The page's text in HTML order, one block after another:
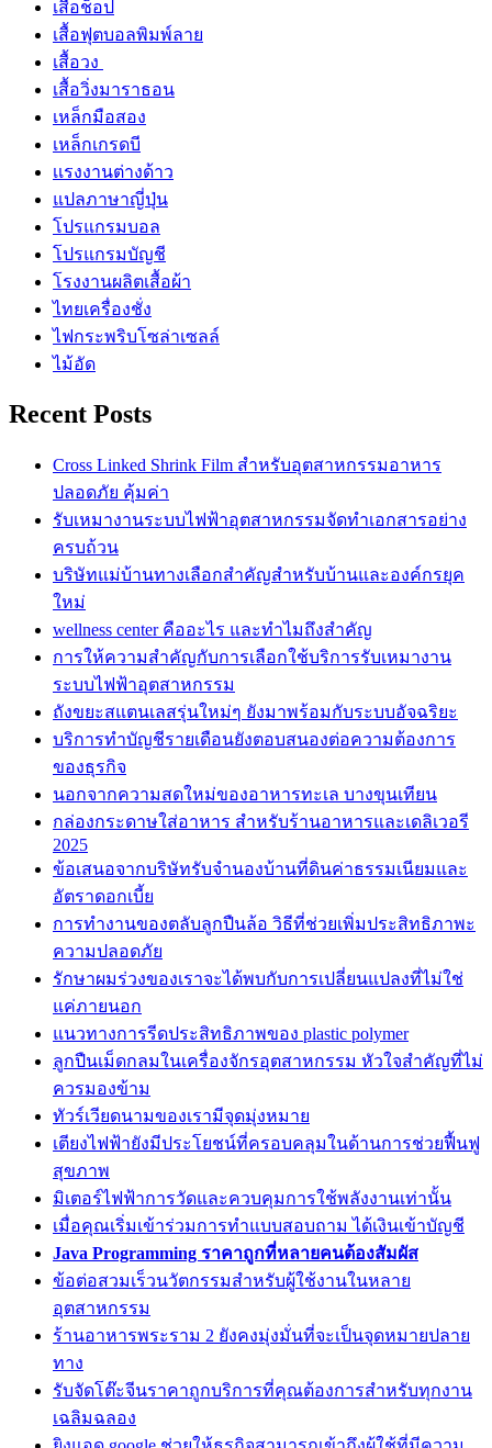
เสื้อช็อป
เสื้อฟุตบอลพิมพ์ลาย
เสื้อวง
เสื้อวิ่งมาราธอน
เหล็กมือสอง
เหล็กเกรดบี
เเรงงานต่างด้าว
แปลภาษาญี่ปุ่น
โปรแกรมบอล
โปรแกรมบัญชี
โรงงานผลิตเสื้อผ้า
ไทยเครื่องชั่ง
ไฟกระพริบโซล่าเซลล์
ไม้อัด
Recent Posts
Cross Linked Shrink Film สำหรับอุตสาหกรรมอาหาร
ปลอดภัย คุ้มค่า
รับเหมางานระบบไฟฟ้าอุตสาหกรรมจัดทำเอกสารอย่าง
ครบถ้วน
บริษัทแม่บ้านทางเลือกสำคัญสำหรับบ้านและองค์กรยุค
ใหม่
wellness center คืออะไร และทำไมถึงสำคัญ
การให้ความสำคัญกับการเลือกใช้บริการรับเหมางาน
ระบบไฟฟ้าอุตสาหกรรม
ถังขยะสแตนเลสรุ่นใหม่ๆ ยังมาพร้อมกับระบบอัจฉริยะ
บริการทำบัญชีรายเดือนยังตอบสนองต่อความต้องการ
ของธุรกิจ
นอกจากความสดใหม่ของอาหารทะเล บางขุนเทียน
กล่องกระดาษใส่อาหาร สำหรับร้านอาหารและเดลิเวอรี
2025
ข้อเสนอจากบริษัทรับจำนองบ้านที่ดินค่าธรรมเนียมและ
อัตราดอกเบี้ย
การทำงานของตลับลูกปืนล้อ วิธีที่ช่วยเพิ่มประสิทธิภาพะ
ความปลอดภัย
รักษาผมร่วงของเราจะได้พบกับการเปลี่ยนแปลงที่ไม่ใช่
แค่ภายนอก
แนวทางการรีดประสิทธิภาพของ plastic polymer
ลูกปืนเม็ดกลมในเครื่องจักรอุตสาหกรรม หัวใจสำคัญที่ไม่
ควรมองข้าม
ทัวร์เวียดนามของเรามีจุดมุ่งหมาย
เตียงไฟฟ้ายังมีประโยชน์ที่ครอบคลุมในด้านการช่วยฟื้นฟู
สุขภาพ
มิเตอร์ไฟฟ้าการวัดและควบคุมการใช้พลังงานเท่านั้น
เมื่อคุณเริ่มเข้าร่วมการทำแบบสอบถาม ได้เงินเข้าบัญชี
Java Programming ราคาถูกที่หลายคนต้องสัมผัส
ข้อต่อสวมเร็วนวัตกรรมสำหรับผู้ใช้งานในหลาย
อุตสาหกรรม
ร้านอาหารพระราม 2 ยังคงมุ่งมั่นที่จะเป็นจุดหมายปลาย
ทาง
รับจัดโต๊ะจีนราคาถูกบริการที่คุณต้องการสำหรับทุกงาน
เฉลิมฉลอง